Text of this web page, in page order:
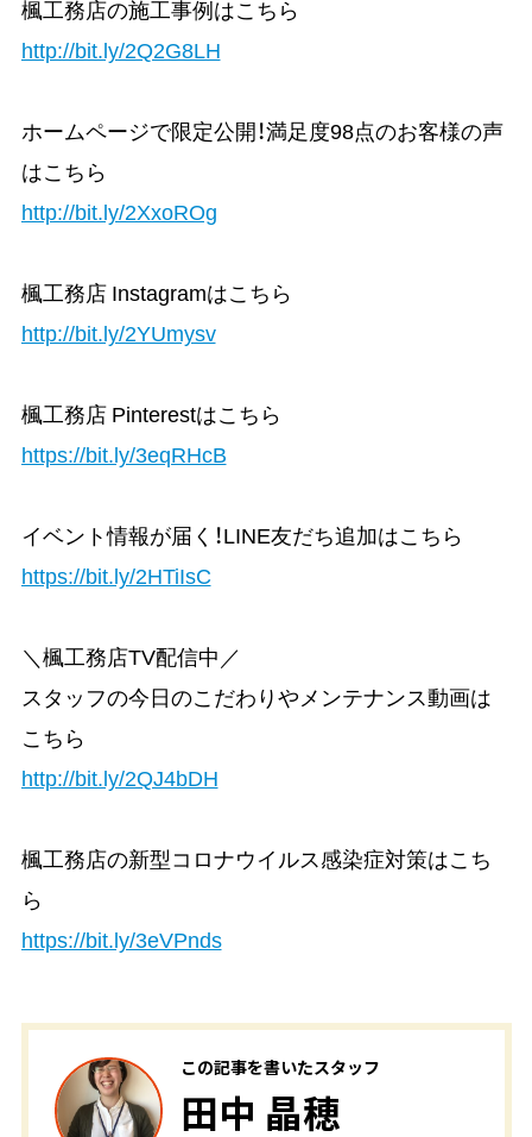
楓工務店の施工事例はこちら
http://bit.ly/2Q2G8LH
ホームページで限定公開！満足度98点のお客様の声
はこちら
http://bit.ly/2XxoROg
楓工務店 Instagramはこちら
http://bit.ly/2YUmysv
楓工務店 Pinterestはこちら
https://bit.ly/3eqRHcB
イベント情報が届く！LINE友だち追加はこちら
https://bit.ly/2HTiIsC
＼楓工務店TV配信中／
スタッフの今日のこだわりやメンテナンス動画は
こちら
http://bit.ly/2QJ4bDH
楓工務店の新型コロナウイルス感染症対策はこち
ら
https://bit.ly/3eVPnds
この記事を書いたスタッフ
田中 晶穂